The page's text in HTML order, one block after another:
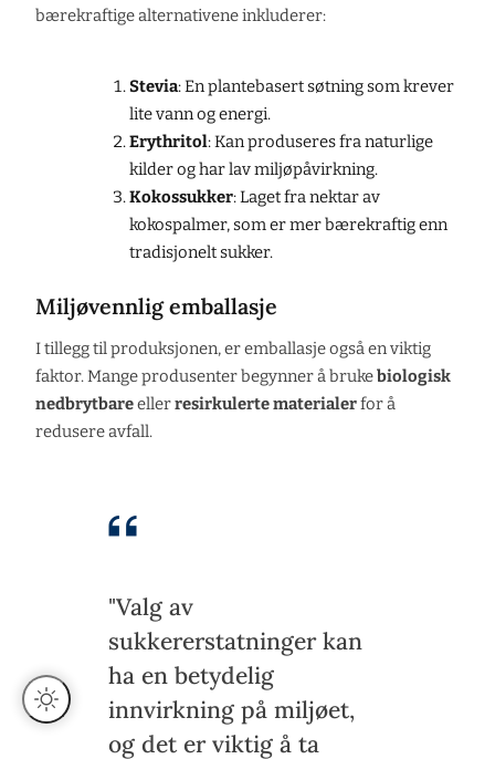
bærekraftige alternativene inkluderer:
Stevia: En plantebasert søtning som krever
lite vann og energi.
Erythritol: Kan produseres fra naturlige
kilder og har lav miljøpåvirkning.
Kokossukker: Laget fra nektar av
kokospalmer, som er mer bærekraftig enn
tradisjonelt sukker.
Miljøvennlig emballasje
I tillegg til produksjonen, er emballasje også en viktig
faktor. Mange produsenter begynner å brukebiologisk
nedbrytbareellerresirkulerte materialerfor å
redusere avfall.
"Valg av
sukkererstatninger kan
ha en betydelig
innvirkning på miljøet,
og det er viktig å ta